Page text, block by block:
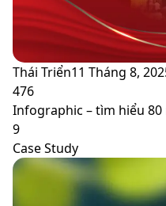
Thái Triển11 Tháng 8,
476
Infographic – tìm hiểu 80
9
Case Study